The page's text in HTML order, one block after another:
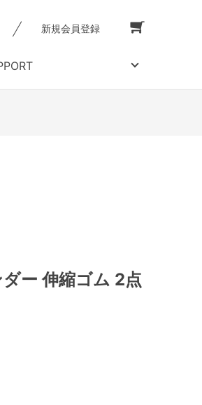
新規会員登録
ー 伸縮ゴム 2点